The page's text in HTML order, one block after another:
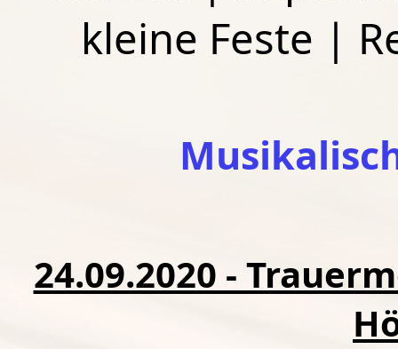
kleine Feste |
24.09.2020 -